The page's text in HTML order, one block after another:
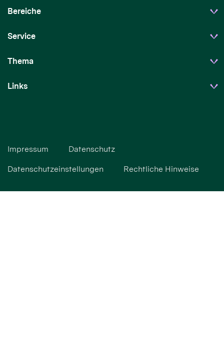
Bereiche
Service
Thema
Links
Impressum Datenschutz
Datenschutzeinstellungen Rechtliche Hinweise